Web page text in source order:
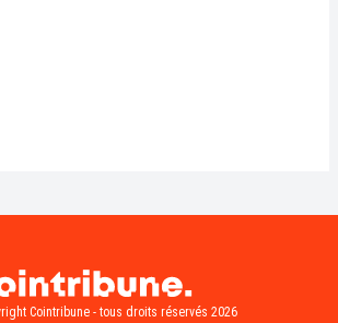
Cointribune - tous droits réservés 2026